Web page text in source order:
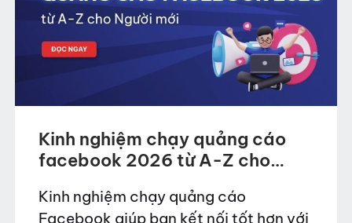
Kinh nghiệm chạy quảng cáo
facebook 2026 từ A-Z cho
Kinh nghiệm chạy quảng cáo
Facebook giúp bạn kết nối tốt hơn với